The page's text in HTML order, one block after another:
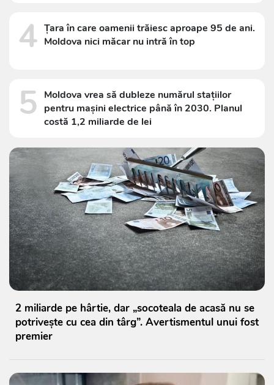
4 Țara în care oamenii trăiesc aproape 95 de ani.
Moldova nici măcar nu intră în top
5 Moldova vrea să dubleze numărul stațiilor
pentru mașini electrice până în 2030. Planul
costă 1,2 miliarde de lei
2 miliarde pe hârtie, dar „socoteala de acasă nu se
potrivește cu cea din târg”. Avertismentul unui fost
premier